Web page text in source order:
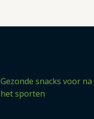
Gezonde snacks voor na
het sporten